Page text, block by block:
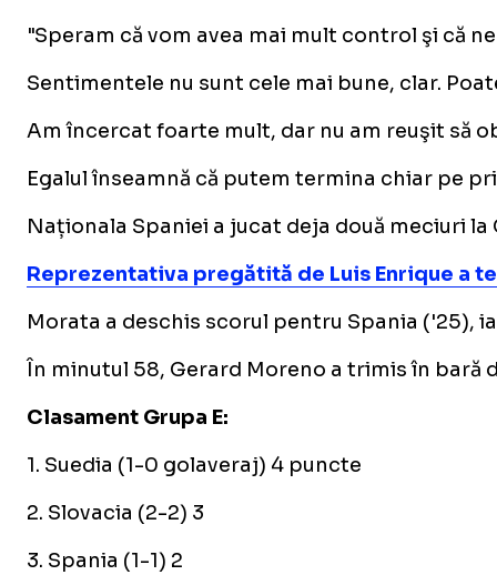
"Speram că vom avea mai mult control şi că
Sentimentele nu sunt cele mai bune, clar.
Am încercat foarte mult, dar nu am reuşit să
Egalul înseamnă că putem termina chiar pe
Naționala Spaniei a jucat deja două meciuri
Reprezentativa pregătită de Luis Enrique a
Morata a deschis scorul pentru Spania ('25),
În minutul 58, Gerard Moreno a trimis în bară
Clasament Grupa E:
1. Suedia (1-0 golaveraj) 4 puncte
2. Slovacia (2-2) 3
3. Spania (1-1) 2